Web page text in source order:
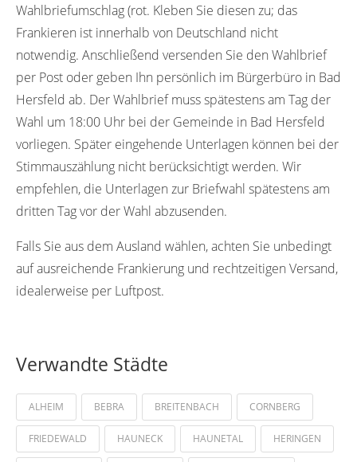
Wahlbriefumschlag (rot. Kleben Sie diesen zu; das
Frankieren ist innerhalb von Deutschland nicht
notwendig. Anschließend versenden Sie den Wahlbrief
per Post oder geben Ihn persönlich im Bürgerbüro in Bad
Hersfeld ab. Der Wahlbrief muss spätestens am Tag der
Wahl um 18:00 Uhr bei der Gemeinde in Bad Hersfeld
vorliegen. Später eingehende Unterlagen können bei der
Stimmauszählung nicht berücksichtigt werden. Wir
empfehlen, die Unterlagen zur Briefwahl spätestens am
dritten Tag vor der Wahl abzusenden.
Falls Sie aus dem Ausland wählen, achten Sie unbedingt
auf ausreichende Frankierung und rechtzeitigen Versand,
idealerweise per Luftpost.
Verwandte Städte
ALHEIM BEBRA BREITENBACH CORNBERG
FRIEDEWALD HAUNECK HAUNETAL HERINGEN